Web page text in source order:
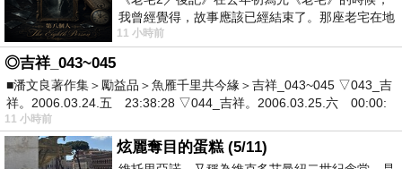
我曾經覺得，故事應該已經結束了。那座老宅在地
震中倒塌，七個人終於離開那片黑暗，
11 小時前
◎吉祥_043~045
■潘文良著作集＞勵益品＞魚雁千里共今緣＞吉祥_043~045 ▽043_吉
祥。2006.03.24.五 23:38:28 ▽044_吉祥。2006.03.25.六 00:00:
11 小時前
炫麗奪目的蛋糕 (5/11)